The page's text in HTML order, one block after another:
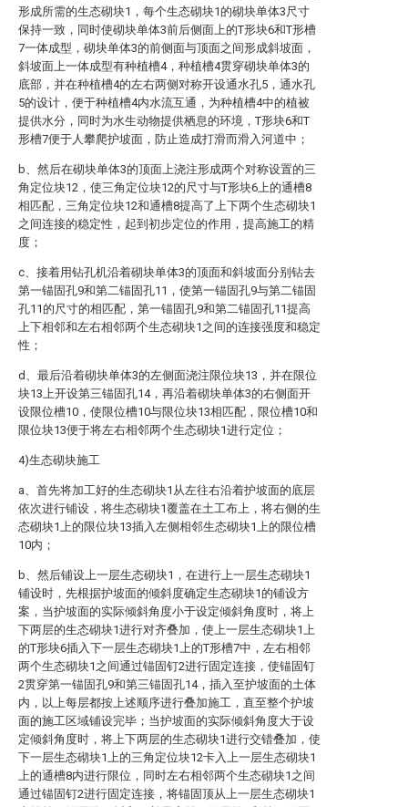
形成所需的生态砌块1，每个生态砌块1的砌块单体3尺寸
保持一致，同时使砌块单体3前后侧面上的T形块6和T形槽
7一体成型，砌块单体3的前侧面与顶面之间形成斜坡面，
斜坡面上一体成型有种植槽4，种植槽4贯穿砌块单体3的
底部，并在种植槽4的左右两侧对称开设通水孔5，通水孔
5的设计，便于种植槽4内水流互通，为种植槽4中的植被
提供水分，同时为水生动物提供栖息的环境，T形块6和T
形槽7便于人攀爬护坡面，防止造成打滑而滑入河道中；
b、然后在砌块单体3的顶面上浇注形成两个对称设置的三
角定位块12，使三角定位块12的尺寸与T形块6上的通槽8
相匹配，三角定位块12和通槽8提高了上下两个生态砌块1
之间连接的稳定性，起到初步定位的作用，提高施工的精
度；
c、接着用钻孔机沿着砌块单体3的顶面和斜坡面分别钻去
第一锚固孔9和第二锚固孔11，使第一锚固孔9与第二锚固
孔11的尺寸的相匹配，第一锚固孔9和第二锚固孔11提高
上下相邻和左右相邻两个生态砌块1之间的连接强度和稳定
性；
d、最后沿着砌块单体3的左侧面浇注限位块13，并在限位
块13上开设第三锚固孔14，再沿着砌块单体3的右侧面开
设限位槽10，使限位槽10与限位块13相匹配，限位槽10和
限位块13便于将左右相邻两个生态砌块1进行定位；
4)生态砌块施工
a、首先将加工好的生态砌块1从左往右沿着护坡面的底层
依次进行铺设，将生态砌块1覆盖在土工布上，将右侧的生
态砌块1上的限位块13插入左侧相邻生态砌块1上的限位槽
10内；
b、然后铺设上一层生态砌块1，在进行上一层生态砌块1
铺设时，先根据护坡面的倾斜度确定生态砌块1的铺设方
案，当护坡面的实际倾斜角度小于设定倾斜角度时，将上
下两层的生态砌块1进行对齐叠加，使上一层生态砌块1上
的T形块6插入下一层生态砌块1上的T形槽7中，左右相邻
两个生态砌块1之间通过锚固钉2进行固定连接，使锚固钉
2贯穿第一锚固孔9和第三锚固孔14，插入至护坡面的土体
内，以上每层都按上述顺序进行叠加施工，直至整个护坡
面的施工区域铺设完毕；当护坡面的实际倾斜角度大于设
定倾斜角度时，将上下两层的生态砌块1进行交错叠加，使
下一层生态砌块1上的三角定位块12卡入上一层生态砌块1
上的通槽8内进行限位，同时左右相邻两个生态砌块1之间
通过锚固钉2进行固定连接，将锚固顶从上一层生态砌块1